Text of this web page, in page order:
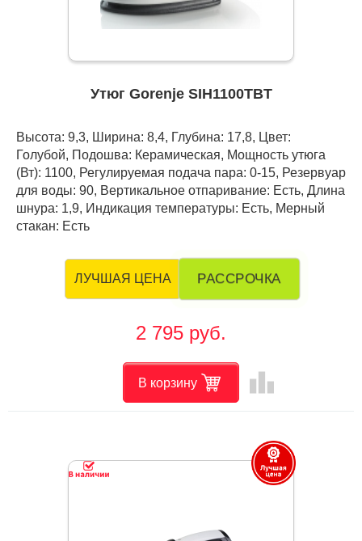
Утюг Gorenje SIH1100TBT
Высота: 9,3, Ширина: 8,4, Глубина: 17,8, Цвет:
Голубой, Подошва: Керамическая, Мощность утюга
(Вт): 1100, Регулируемая подача пара: 0-15, Резервуар
для воды: 90, Вертикальное отпаривание: Есть, Длина
шнура: 1,9, Индикация температуры: Есть, Мерный
стакан: Есть
ЛУЧШАЯ ЦЕНА РАССРОЧКА
2 795 руб.
В корзину leaderboard